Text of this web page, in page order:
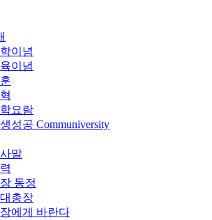
이념
이념
요람
성공 Communiversity
말
동정
총장
에게 바란다